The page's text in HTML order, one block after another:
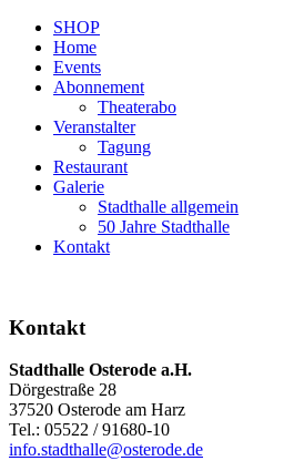
SHOP
Home
Events
Abonnement
Theaterabo
Veranstalter
Tagung
Restaurant
Galerie
Stadthalle allgemein
50 Jahre Stadthalle
Kontakt
Kontakt
Stadthalle Osterode a.H.
Dörgestraße 28
37520 Osterode am Harz
Tel.: 05522 / 91680-10
info.stadthalle@osterode.de